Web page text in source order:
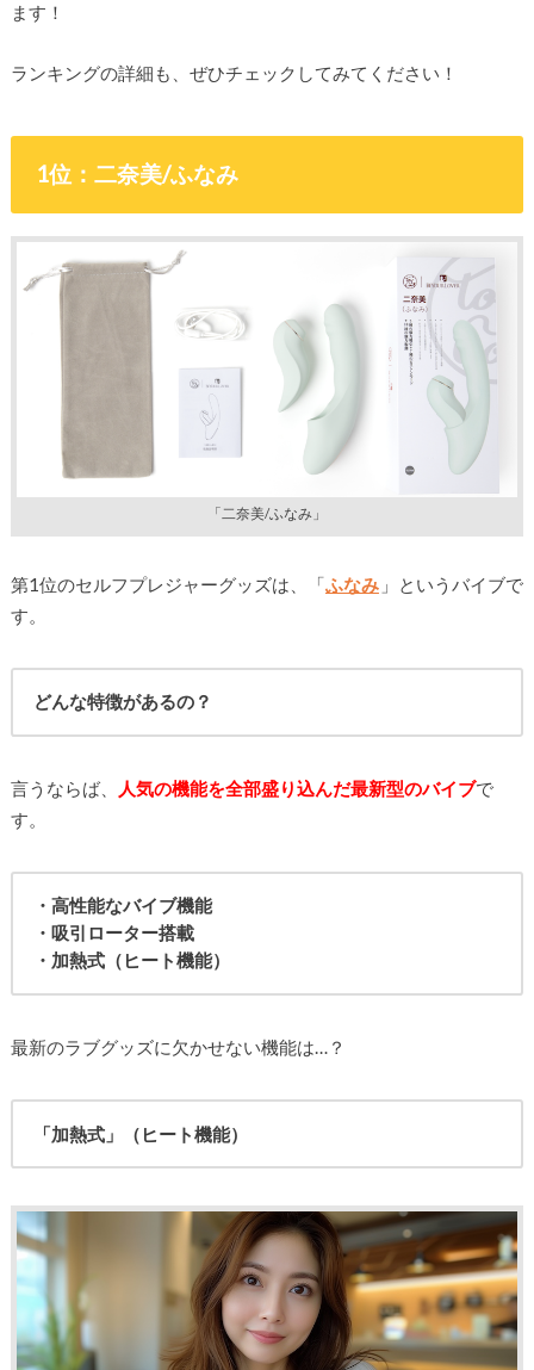
ます！
ランキングの詳細も、ぜひチェックしてみてください！
1位：二奈美/ふなみ
「二奈美/ふなみ」
第1位のセルフプレジャーグッズは、「ふなみ 」というバイブで
す。
どんな特徴があるの？
言うならば、 人気の機能を全部盛り込んだ最新型のバイブで
す。
・高性能なバイブ機能
・吸引ローター搭載
・加熱式（ヒート機能）
最新のラブグッズに欠かせない機能は…？
「加熱式」（ヒート機能）